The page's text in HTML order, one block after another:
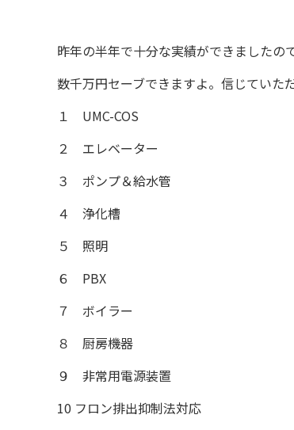
昨年の半年で十分な実績ができましたの
数千万円セーブできますよ。信じていた
１ UMC-COS
２ エレベーター
３ ポンプ＆給水管
４ 浄化槽
５ 照明
６ PBX
７ ボイラー
８ 厨房機器
９ 非常用電源装置
10 フロン排出抑制法対応